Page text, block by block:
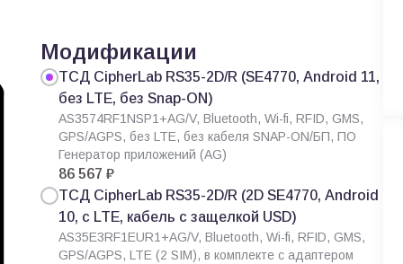
Модификации
ТСД CipherLab RS35-2D/R (SE4770, Android 11,
без LTE, без Snap-ON)
AS3574RF1NSP1+AG/V, Bluetooth, Wi-fi, RFID, GMS,
GPS/AGPS, без LTE, без кабеля SNAP-ON/БП, ПО
Генератор приложений (AG)
86 567 ₽
ТСД CipherLab RS35-2D/R (2D SE4770, Android
10, с LTE, кабель с защелкой USD)
AS35E3RF1EUR1+AG/V, Bluetooth, Wi-fi, RFID, GMS,
GPS/AGPS, LTE (2 SIM), в комплекте с адаптером